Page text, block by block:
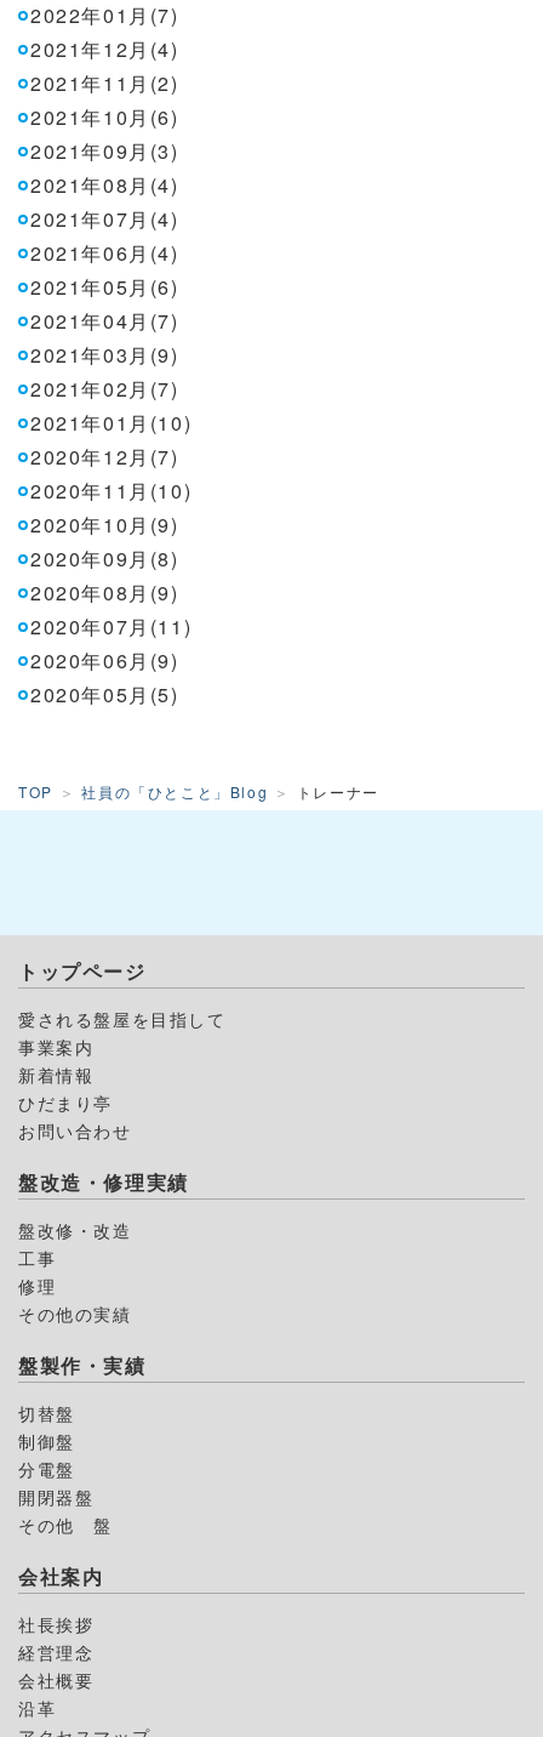
2022年01月(7)
2021年12月(4)
2021年11月(2)
2021年10月(6)
2021年09月(3)
2021年08月(4)
2021年07月(4)
2021年06月(4)
2021年05月(6)
2021年04月(7)
2021年03月(9)
2021年02月(7)
2021年01月(10)
2020年12月(7)
2020年11月(10)
2020年10月(9)
2020年09月(8)
2020年08月(9)
2020年07月(11)
2020年06月(9)
2020年05月(5)
TOP 社員の「ひとこと」Blog トレーナー
トップページ
愛される盤屋を目指して
事業案内
新着情報
ひだまり亭
お問い合わせ
盤改造・修理実績
盤改修・改造
工事
修理
その他の実績
盤製作・実績
切替盤
制御盤
分電盤
開閉器盤
その他 盤
会社案内
社長挨拶
経営理念
会社概要
沿革